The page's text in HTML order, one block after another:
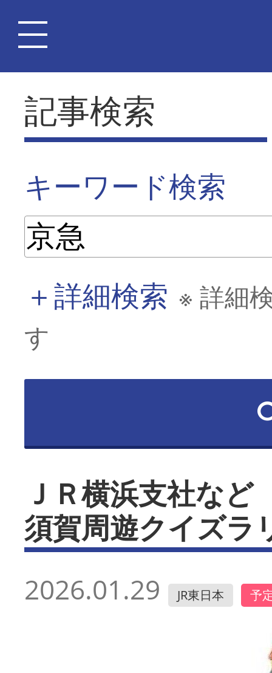
記事検索
キーワード検索
＋詳細検索 ※ 詳細
す
ＪＲ横浜支社な
須賀周遊クイズラ
2026.01.29 JR東日本 予